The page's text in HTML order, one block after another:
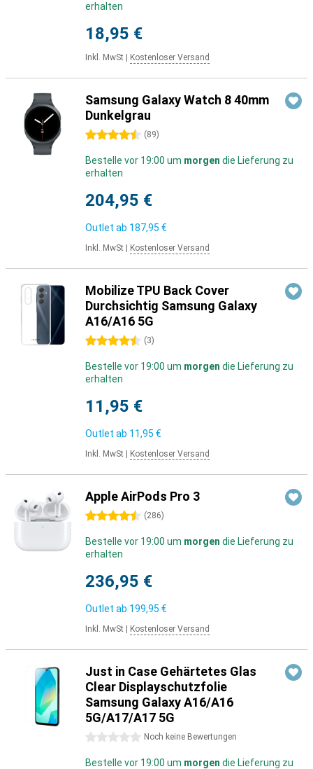
erhalten
18,95 €
Inkl. MwSt Kostenloser Versand
Samsung Galaxy Watch 8 40mm
Dunkelgrau
4.5 Sterne (89)
Bestelle vor 19:00 um morgen die Lieferung zu
erhalten
204,95 €
Outlet ab 187,95 €
Inkl. MwSt Kostenloser Versand
Mobilize TPU Back Cover
Durchsichtig Samsung Galaxy
A16/A16 5G
4.5 Sterne (3)
Bestelle vor 19:00 um morgen die Lieferung zu
erhalten
11,95 €
Outlet ab 11,95 €
Inkl. MwSt Kostenloser Versand
Apple AirPods Pro 3
4.5 Sterne (286)
Bestelle vor 19:00 um morgen die Lieferung zu
erhalten
236,95 €
Outlet ab 199,95 €
Inkl. MwSt Kostenloser Versand
Just in Case Gehärtetes Glas
Clear Displayschutzfolie
Samsung Galaxy A16/A16
5G/A17/A17 5G
0 Sterne Noch keine Bewertungen
Bestelle vor 19:00 um morgen die Lieferung zu